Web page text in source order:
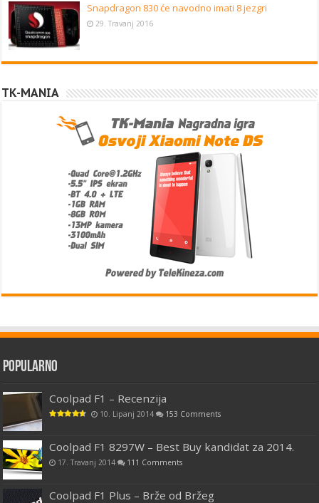
Snapdragon 830 će navodno imati 8 jezgri
29. Travanj 2016
TK-MANIA
Popularno
Coolpad F1 – Recenzija
10. Lipanj 2014 153 Comments
Coolpad F1 8297W – Best Buy kandidat za 2014.
17. Travanj 2014 111 Comments
Coolpad F1 Plus – Brže od Bržeg